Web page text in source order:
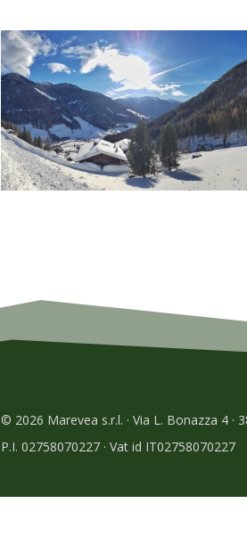
© 2026 Marevea s.r.l. · Via L. Bonazza 4 ·
P.I. 02758070227 · Vat id IT02758070227